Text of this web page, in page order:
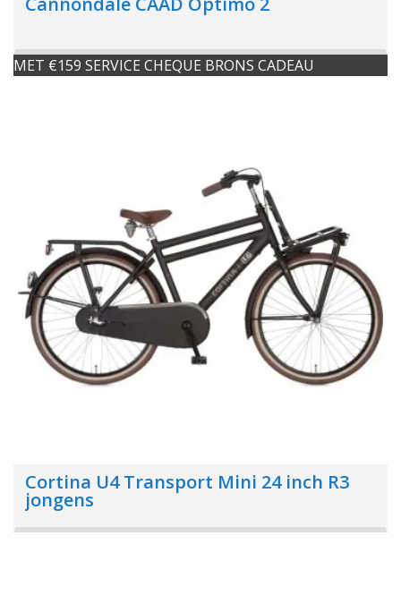
MET €159 SERVICE CHEQUE BRONS CADEAU
Cortina U4 Transport Mini 24 inch R3
jongens